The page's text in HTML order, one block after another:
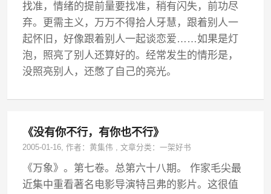
找准，情绪的提前量要找准，稍有闪失，前功尽
弃。更需主义，万万不得拾人牙慧，跟着别人一
起怀旧，好像跟着别人一起谈恋爱……如果是灯
泡，照亮了别人还算好的。经常发生的情形是，
没照亮别人，还憋了自己的亮光。
《没有你不行，有你也不行》
2005-01-16, 作者：黄集伟 ,文章分类：一架好书
《万象》。第七卷。总第六十八期。 作家毛尖最
近集中重看著名电影导演特吕弗的影片。这很值